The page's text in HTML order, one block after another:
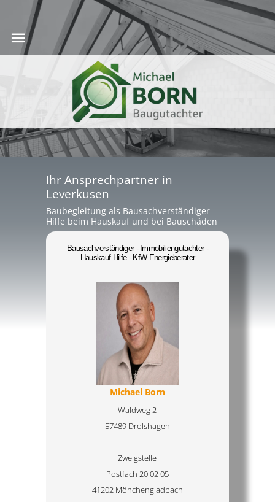
Ihr Ansprechpartner in
Leverkusen
Baubegleitung als Bausachverständiger
Hilfe beim Hauskauf und bei Bauschäden
Bausachverständiger - Immobiliengutachter -
Hauskauf Hilfe - KfW Energieberater
Michael Born
Waldweg 2
57489 Drolshagen
Zweigstelle
Postfach 20 02 05
41202 Mönchengladbach